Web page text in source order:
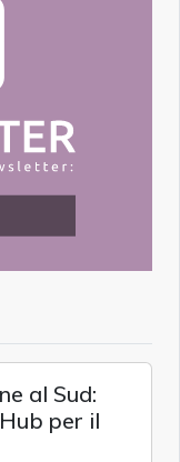
al Sud:
per il